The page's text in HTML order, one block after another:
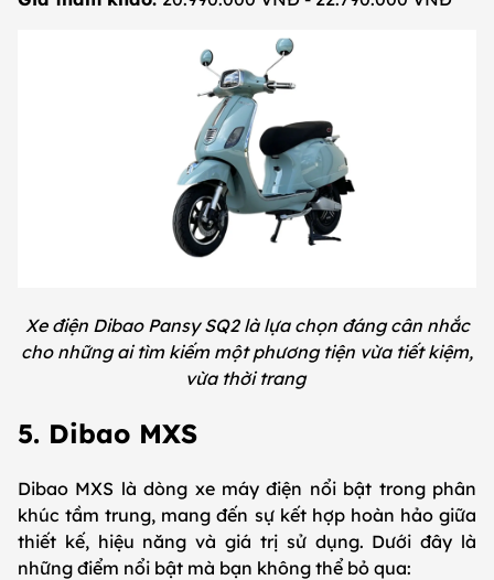
Xe điện Dibao Pansy SQ2 là lựa chọn đáng cân nhắc
cho những ai tìm kiếm một phương tiện vừa tiết kiệm,
vừa thời trang
5. Dibao MXS
Dibao MXS là dòng xe máy điện nổi bật trong phân
khúc tầm trung, mang đến sự kết hợp hoàn hảo giữa
thiết kế, hiệu năng và giá trị sử dụng. Dưới đây là
những điểm nổi bật mà bạn không thể bỏ qua: